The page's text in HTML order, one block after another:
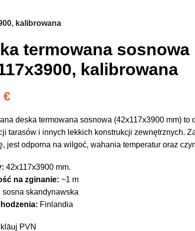
kalibrowana
termowana sosnowa
kalibrowana
€
deska termowana sosnowa (42x117x3900 mm) to
tarasów i innych lekkich konstrukcji zewnętrznych.
jest odporna na wilgoć, wahania temperatur oraz
42x117x3900 mm.
na zginanie: ~1 m
sosna skandynawska
Finlandia
PVN